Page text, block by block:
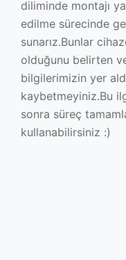
diliminde montajı
edilme sürecinde
sunarız.Bunlar
olduğunu belirten
bilgilerimizin yer
kaybetmeyiniz.Bu
sonra süreç
kullanabilirsiniz :)